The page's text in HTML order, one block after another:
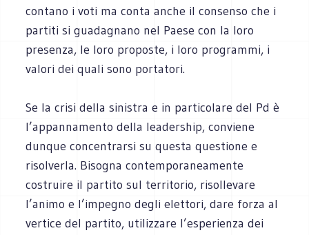
contano i voti ma conta anche il consenso che i
partiti si guadagnano nel Paese con la loro
presenza, le loro proposte, i loro programmi, i
valori dei quali sono portatori.
Se la crisi della sinistra e in particolare del Pd è
l’appannamento della leadership, conviene
dunque concentrarsi su questa questione e
risolverla. Bisogna contemporaneamente
costruire il partito sul territorio, risollevare
l’animo e l’impegno degli elettori, dare forza al
vertice del partito, utilizzare l’esperienza dei